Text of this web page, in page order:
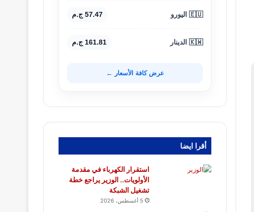
🇪🇺 اليورو 57.47 ج.م
🇰🇼 الدينار 161.81 ج.م
عرض كافة الأسعار ←
أقرا ايضا
استقرار الكهرباء في مقدمة
الأولويات.. الوزير يراجع خطة
تشغيل الشبكة
5 أغسطس، 2026